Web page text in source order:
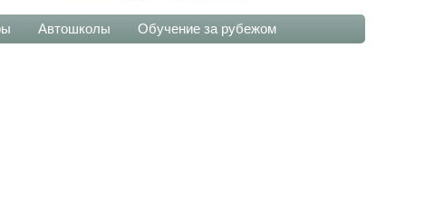
Автошколы Обучение за рубежом